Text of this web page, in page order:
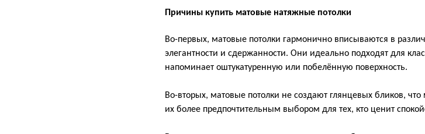
Причины купить матовые натяжные потолки
Во-первых, матовые потолки гармонично вписываются в
элегантности и сдержанности. Они идеально подходят для
напоминает оштукатуренную или побелённую поверхность.
Во-вторых, матовые потолки не создают глянцевых бликов,
их более предпочтительным выбором для тех, кто ценит